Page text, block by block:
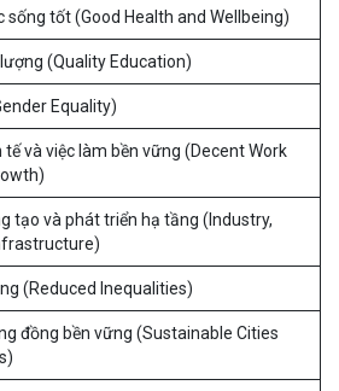
sống tốt (Good Health and Wellbeing)
(Quality Education)
Equality)
và việc làm bền vững (Decent Work
tạo và phát triển hạ tầng (Industry,
(Reduced Inequalities)
đồng bền vững (Sustainable Cities